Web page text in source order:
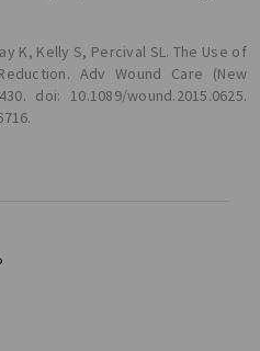
K, Kelly S, Percival SL. The Use of
Adv Wound Care (New
doi: 10.1089/wound.2015.0625.